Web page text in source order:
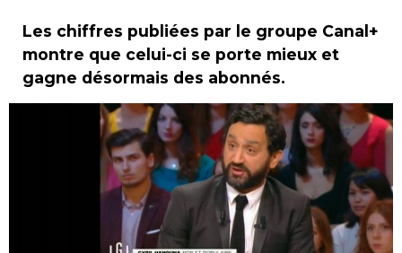
Les chiffres publiées par le groupe Canal+
montre que celui-ci se porte mieux et
gagne désormais des abonnés.